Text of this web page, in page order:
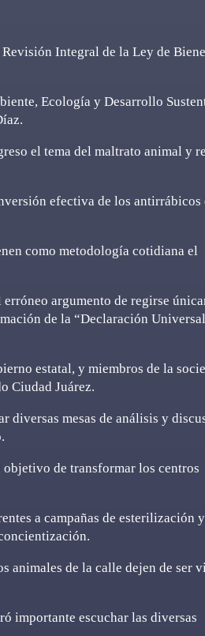
Integral de la Ley de
Ecología y Desarrollo
el tema del maltrato animal y
efectiva de los antirrábicos
como metodología cotidiana el
argumento de regirse
de la “Declaración
estatal, y miembros de la
Ciudad Juárez.
diversas mesas de análisis y
objetivo de transformar los centros
a campañas de esterilización y
animales de la calle dejen de ser
importante escuchar las diversas